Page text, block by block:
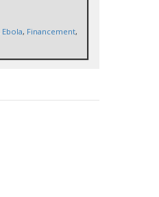
Ebola, Financement,